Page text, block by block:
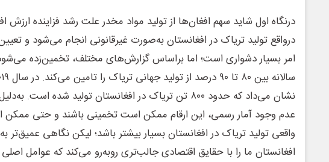
درنگاه اول شاید سهم افغان‌ها از تولید مواد مخدر علت رشد فزاینده ارزش
درواقع تولید تریاک در افغانستان به‌صورت غیرقانونی انجام می‌شود و
امر بسیار دشواری است؛ اما براساس گزارش‌های مختلف، تخمین‌زده
نشان می‌داد که حدود ۸۰۰ تن تریاک در افغانستان تولید شده
عدم وجود آمار رسمی، این ارقام ممکن است تخمینی باشند و حتی ممکن
واقعی تولید تریاک در افغانستان بسیار بیشتر باشد؛ لیکن نگاهی عمیق‌تر
افغانستان ما را با حقایق اقتصادی جالب‌تری روبه‌رو می‌کند که عوامل